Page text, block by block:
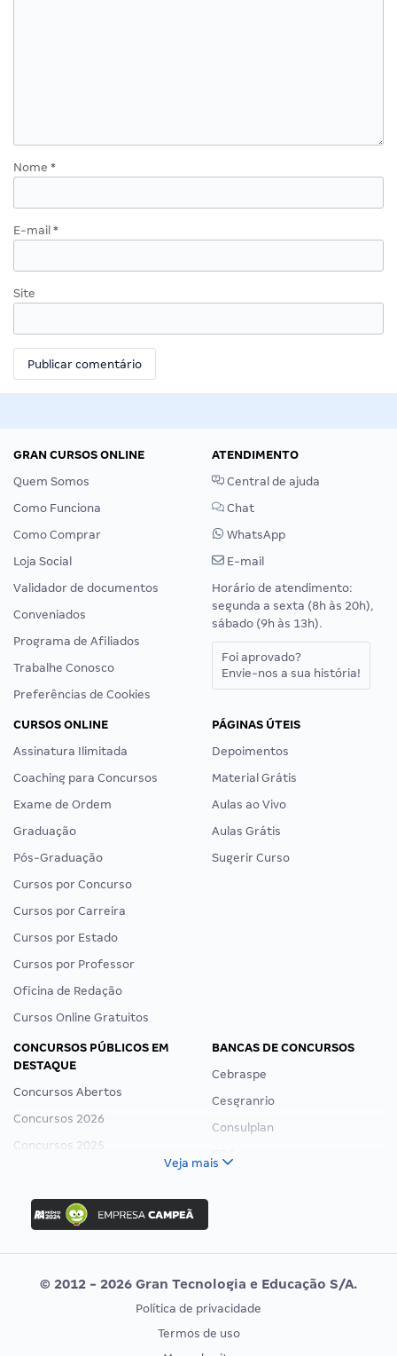
Nome *
E-mail *
Site
GRAN CURSOS ONLINE
Quem Somos
Como Funciona
Como Comprar
Loja Social
Validador de documentos
Conveniados
Programa de Afiliados
Trabalhe Conosco
Preferências de Cookies
ATENDIMENTO
Central de ajuda
Chat
WhatsApp
E-mail
Horário de atendimento:
segunda a sexta (8h às 20h),
sábado (9h às 13h).
Foi aprovado?
Envie-nos a sua história!
CURSOS ONLINE
Assinatura Ilimitada
Coaching para Concursos
Exame de Ordem
Graduação
Pós-Graduação
Cursos por Concurso
Cursos por Carreira
Cursos por Estado
Cursos por Professor
Oficina de Redação
Cursos Online Gratuitos
PÁGINAS ÚTEIS
Depoimentos
Material Grátis
Aulas ao Vivo
Aulas Grátis
Sugerir Curso
CONCURSOS PÚBLICOS EM
DESTAQUE
Concursos Abertos
Concursos 2026
Concursos 2025
Concurso Nacional Unificado
Concurso Ibama
Concurso MPU
Editais publicados
BANCAS DE CONCURSOS
Cebraspe
Cesgranrio
Consulplan
Vunesp
CONCURSOS POR PROFISSÃO
EXAME DE ORDEM
Veja mais
© 2012 - 2026 Gran Tecnologia e Educação S/A.
Política de privacidade
Termos de uso